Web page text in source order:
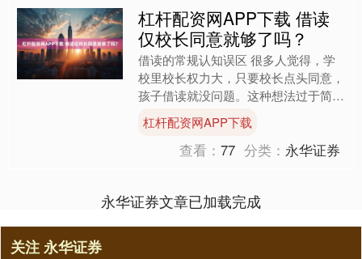
杠杆配资网APP下载 借读
仅校长同意就够了吗？
借读的常规认知误区 很多人觉得，学
校里校长权力大，只要校长点头同意，
孩子借读就没问题。这种想法过于简
单。借读涉及学籍管理、学校资源分配
等多方面规定。比如教育部门....
杠杆配资网APP下载
查看：77 分类： 永华证券
永华证券文章已加载完成
关注 永华证券